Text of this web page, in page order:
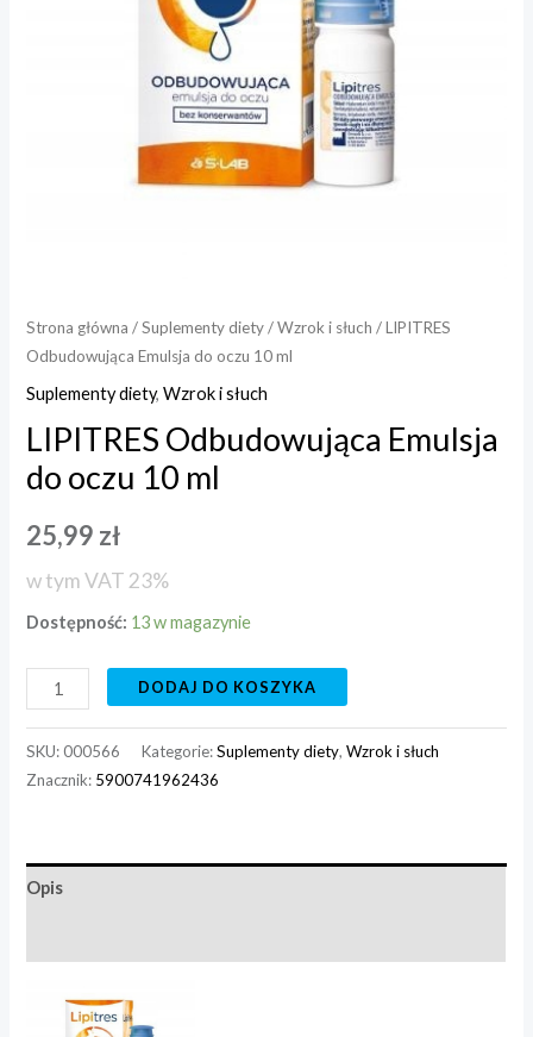
Strona główna /Suplementy diety/Wzrok i słuch / LIPITRES
Odbudowująca Emulsja do oczu 10 ml
Suplementy diety,Wzrok i słuch
LIPITRES Odbudowująca Emulsja
do oczu 10 ml
25,99 zł
w tym VAT 23%
Dostępność: 13 w magazynie
DODAJ DO KOSZYKA
SKU:000566 Kategorie:Suplementy diety,Wzrok i słuch
Znacznik: 5900741962436
Opis